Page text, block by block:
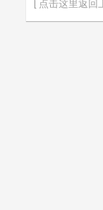
[ 点击这里返回